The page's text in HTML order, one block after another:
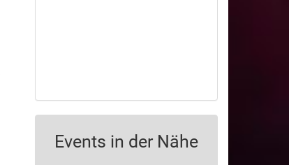
Events in der Nähe